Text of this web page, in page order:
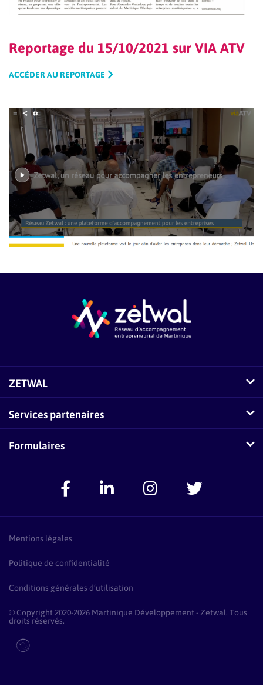
Reportage du 15/10/2021 sur VIA ATV
ACCÉDER AU REPORTAGE
ZETWAL
Comment fonctionne Zetwal ?
Zetwal dans les médias
Espace Accompagnateurs
Services partenaires
Conseillers-Entreprises
Présentation Pass Créa
F.A.Q Pass Créa
Formulaires
© Copyright 2020-2026 Martinique Développement - Zetwal. Tous
droits réservés.
Mentions légales
Politique de confidentialité
Conditions générales d’utilisation